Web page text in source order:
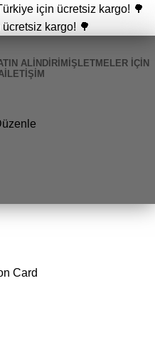
için ücretsiz kargo! 🌳
kargo! 🌳
AL İNDİRİM İŞLETMELER İÇIN
İLETIŞIM
Card